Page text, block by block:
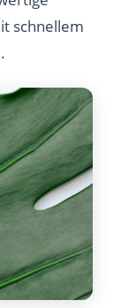
schnellem